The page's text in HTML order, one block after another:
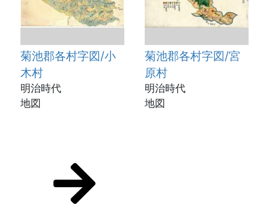
菊池郡各村字図/小
木村
明治時代
地図
菊池郡各村字図/宮
原村
明治時代
地図